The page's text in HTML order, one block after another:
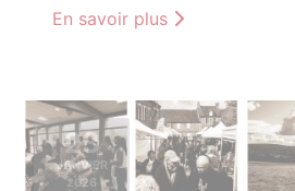
En savoir plus
23
JANVIER
2026